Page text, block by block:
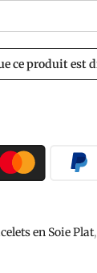
en Soie Plat,